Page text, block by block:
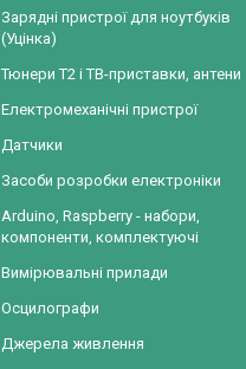
Зарядні пристрої для ноутбуків
(Уцінка)
Тюнери Т2 і ТВ-приставки, антени
Електромеханічні пристрої
Датчики
Засоби розробки електроніки
Arduino, Raspberry - набори,
компоненти, комплектуючі
Вимірювальні прилади
Осцилографи
Джерела живлення